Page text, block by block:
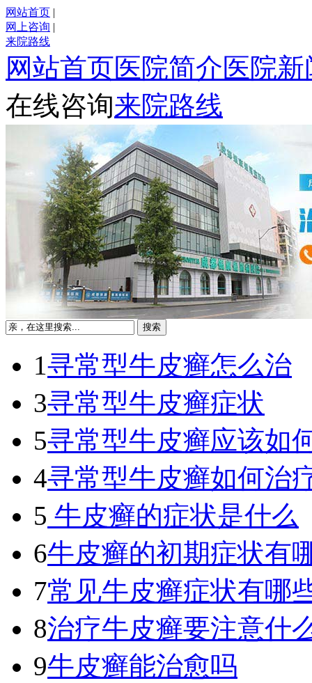
网站首页 |
网上咨询 |
来院路线
网站首页医院简介医院新
在线咨询来院路线
1寻常型牛皮癣怎么治
3寻常型牛皮癣症状
5寻常型牛皮癣应该如
4寻常型牛皮癣如何治
5 牛皮癣的症状是什么
6牛皮癣的初期症状有
7常见牛皮癣症状有哪
8治疗牛皮癣要注意什
9牛皮癣能治愈吗